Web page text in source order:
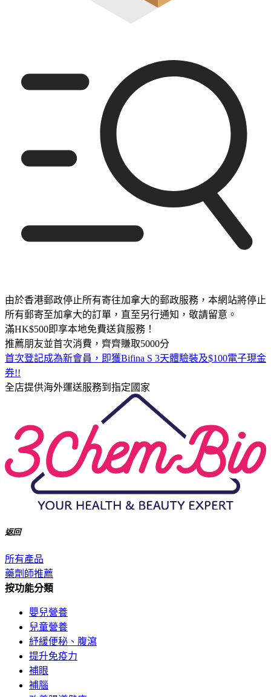
由於香港郵政停止所有寄往加拿大的郵政服務，本網站將停止
所有郵寄至加拿大的訂單，直至另行通知，敬請留意。
滿HK$500即享本地免費送貨服務！
推薦朋友並首次消費，齊齊賺取5000分
首次登記成為新會員，即獲Bifina S 3天體驗裝及$100電子現金
券!!
全店提供海外運送服務到指定國家
返回
所有產品
藥劑師推薦
按功能分類
嬰兒營養
兒童營養
紓緩便秘、腹瀉
提升免疫力
補眼
補腦